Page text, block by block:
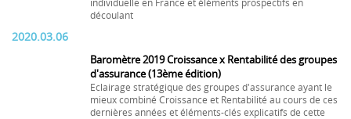
individuelle en France et éléments prospectifs en
découlant
2020.03.06
Baromètre 2019 Croissance x Rentabilité des groupes
d'assurance (13ème édition)
Eclairage stratégique des groupes d'assurance ayant le
mieux combiné Croissance et Rentabilité au cours de ces
dernières années et éléments-clés explicatifs de cette